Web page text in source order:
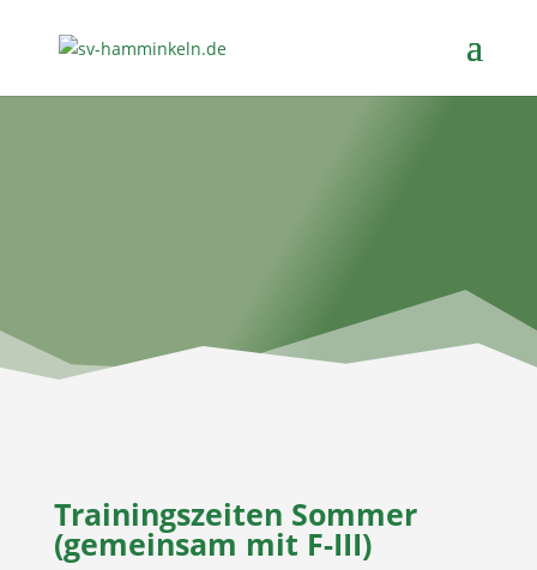
Trainingszeiten Sommer
(gemeinsam mit F-III)